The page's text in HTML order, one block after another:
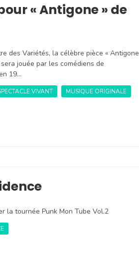
« Antigone » de
des Variétés, la célèbre pièce « Antigone
jouée par les comédiens de
19…
VIVANT MUSIQUE ORIGINALE
la tournée Punk Mon Tube Vol.2